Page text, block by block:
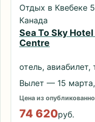
Отдых в Квебеке
Канада
Sea To Sky
Centre
отель, авиабилет,
Вылет — 15 марта,
Цена из
74 620руб.